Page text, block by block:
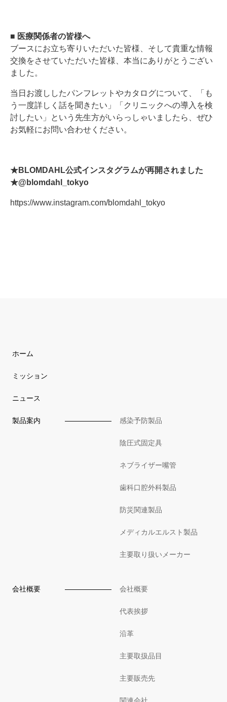
■ 医療関係者の皆様へ
ブースにお立ち寄りいただいた皆様、そして貴重な情報
交換をさせていただいた皆様、本当にありがとうござい
ました。
当日お渡ししたパンフレットやカタログについて、「も
う一度詳しく話を聞きたい」「クリニックへの導入を検
討したい」という先生方がいらっしゃいましたら、ぜひ
お気軽にお問い合わせください。
★BLOMDAHL公式インスタグラムが再開されました
★@blomdahl_tokyo
https://www.instagram.com/blomdahl_tokyo
ホーム
ミッション
ニュース
製品案内 感染予防製品
陰圧式固定具
ネブライザー嘴管
歯科口腔外科製品
防災関連製品
メディカルエルスト製品
主要取り扱いメーカー
会社概要 会社概要
代表挨拶
沿革
主要取扱品目
主要販売先